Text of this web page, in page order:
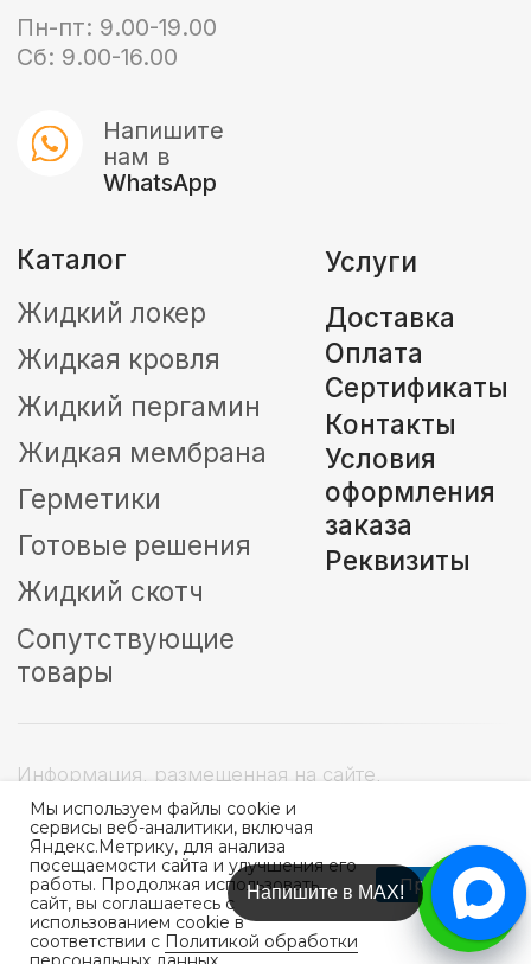
Мы используем файлы cookie и
сервисы веб-аналитики, включая
Яндекс.Метрику, для анализа
посещаемости сайта и улучшения его
работы. Продолжая использовать
сайт, вы соглашаетесь с
использованием cookie в
соответствии с Политикой обработки
Принять
Напишите в Telegram!